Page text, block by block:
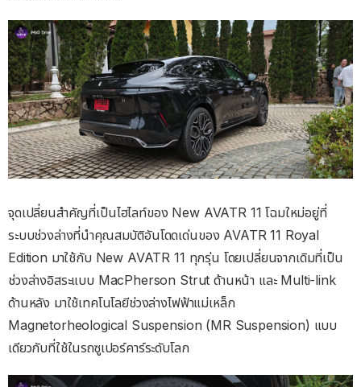
จุดเปลี่ยนสำคัญที่เป็นไฮไลท์ของ New AVATR 11 โฉมใหม่อยู่ที่
ระบบช่วงล่างที่นำคุณสมบัติอันโดดเด่นของ AVATR 11 Royal
Edition มาใช้กับ New AVATR 11 ทุกรุ่น โดยเปลี่ยนจากเดิมที่เป็น
ช่วงล่างอิสระแบบ MacPherson Strut ด้านหน้า และ Multi-link
ด้านหลัง มาใช้เทคโนโลยีช่วงล่างไฟฟ้าแม่เหล็ก
Magnetorheological Suspension (MR Suspension) แบบ
เดียวกับที่ใช้ในรถซูเปอร์คาร์ระดับโลก